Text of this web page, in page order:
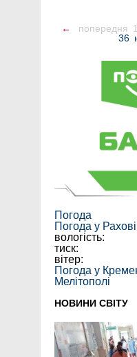
← попередня 1
36
Погода
Погода у Рахові
вологість:
тиск:
вітер:
Погода у
Мелітополі
НОВИНИ СВІТУ